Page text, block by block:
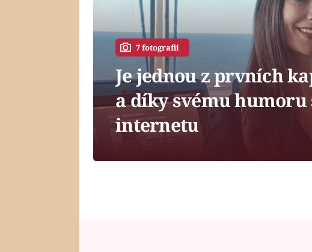
7 fotografií
Je jednou z prvních
a díky svému humoru
internetu